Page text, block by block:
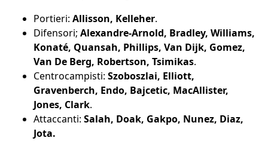
Portieri: Allisson, Kelleher.
Difensori; Alexandre-Arnold, Bradley, Williams,
Konaté, Quansah, Phillips, Van Dijk, Gomez,
Van De Berg, Robertson, Tsimikas.
Centrocampisti: Szoboszlai, Elliott,
Gravenberch, Endo, Bajcetic, MacAllister,
Jones, Clark.
Attaccanti: Salah, Doak, Gakpo, Nunez, Diaz,
Jota.